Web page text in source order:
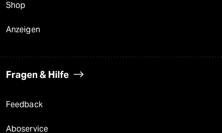
Shop
Anzeigen
Fragen & Hilfe
Feedback
Aboservice